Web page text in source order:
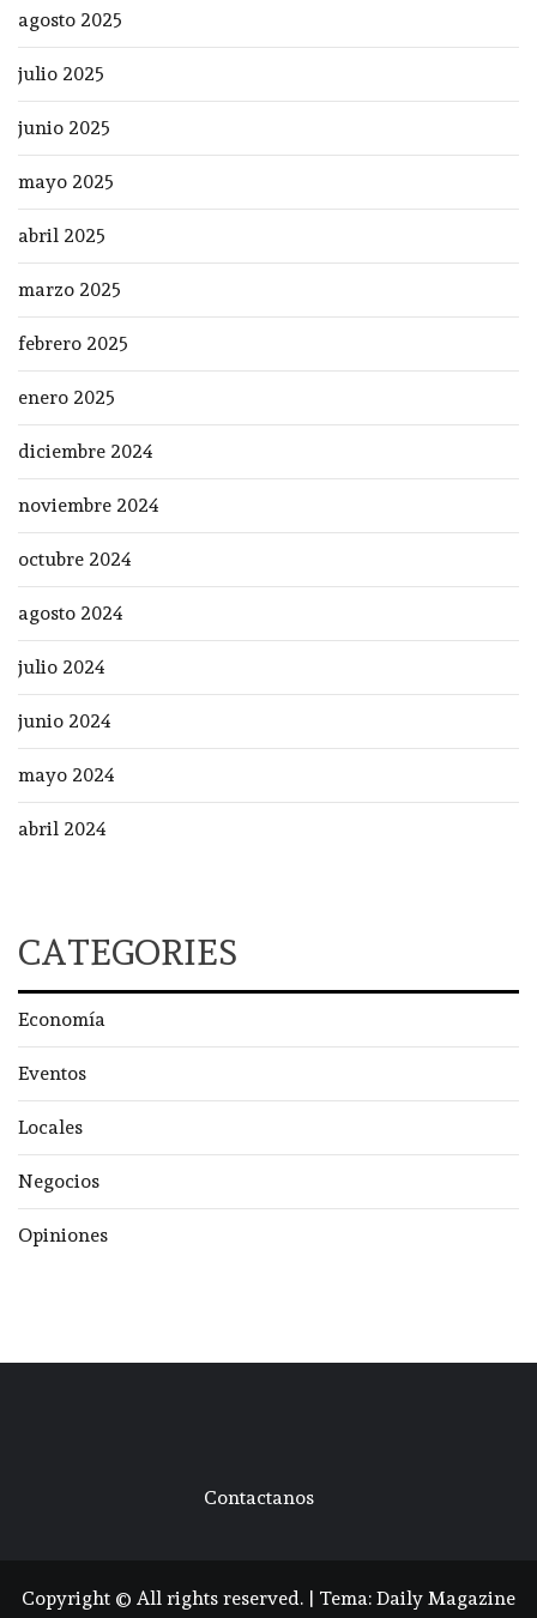
agosto 2025
julio 2025
junio 2025
mayo 2025
abril 2025
marzo 2025
febrero 2025
enero 2025
diciembre 2024
noviembre 2024
octubre 2024
agosto 2024
julio 2024
junio 2024
mayo 2024
abril 2024
CATEGORIES
Economía
Eventos
Locales
Negocios
Opiniones
Contactanos
Copyright © All rights reserved. | Tema: Daily Magazine